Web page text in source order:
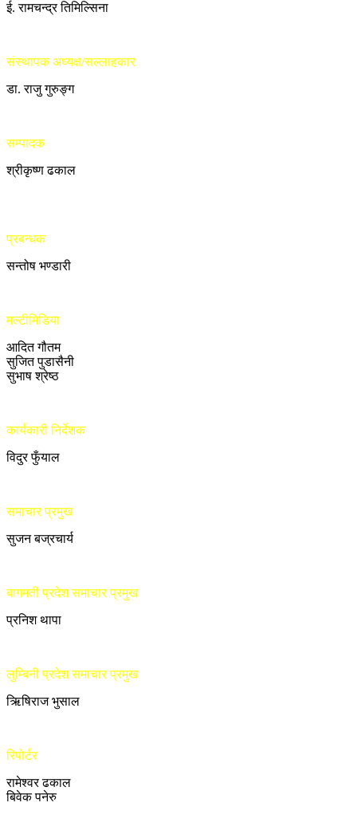
ई. रामचन्द्र तिमिल्सिना
संस्थापक अध्यक्ष/सल्लाहकार
डा. राजु गुरुङ्ग
सम्पादक
श्रीकृष्ण ढकाल
प्रबन्धक
सन्तोष भण्डारी
मल्टीमिडिया
आदित गौतम
सुजित पुडासैनी
सुभाष श्रेष्ठ
कार्यकारी निर्देशक
विदुर फुँयाल
समाचार प्रमुख
सुजन बज्रचार्य
बागमती प्रदेश समाचार प्रमुख
प्रनिश थापा
लुम्बिनी प्रदेश समाचार प्रमुख
ऋिषिराज भुसाल
रिपोर्टर
रामेश्वर ढकाल
बिवेक पनेरु